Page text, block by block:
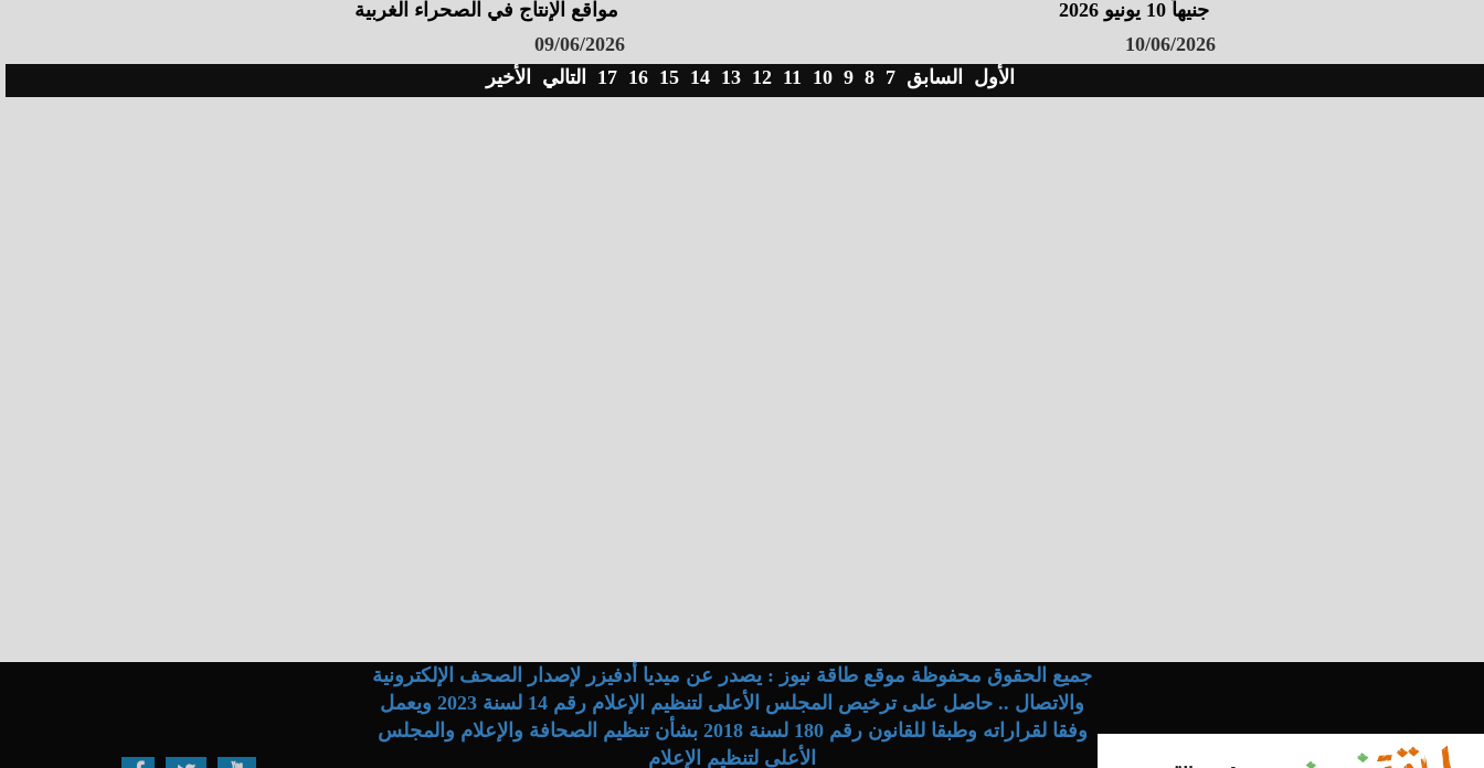
جنيهاً 10 يونيو 2026
10/06/2026
مواقع الإنتاج في الصحراء الغربية
09/06/2026
الأول
السابق 7
8
9
10
11
12
13
14
15
16
17 التالي الأخير
جميع الحقوق محفوظة موقع طاقة نيوز : يصدر عن ميديا أدفيزر لإصدار الصحف الإلكترونية
والاتصال .. حاصل على ترخيص المجلس الأعلى لتنظيم الإعلام رقم 14 لسنة 2023 ويعمل
وفقا لقراراته وطبقا للقانون رقم 180 لسنة 2018 بشأن تنظيم الصحافة والإعلام والمجلس
الأعلى لتنظيم الإعلام